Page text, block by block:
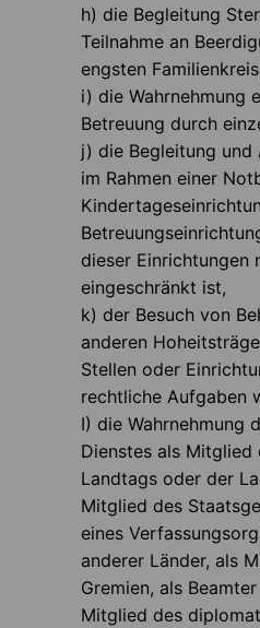
h) die Begleitung
Teilnahme an
engsten
i) die Wahrnehmung
Betreuung durch
j) die Begleitung und
im Rahmen einer
dieser Einrichtungen
eingeschränkt ist,
k) der Besuch von
anderen
Stellen oder
rechtliche Aufgaben
I) die Wahrnehmung
Dienstes als Mitglied
Landtags oder der
Mitglied des
eines
anderer Länder, als
Gremien, als
Mitglied des